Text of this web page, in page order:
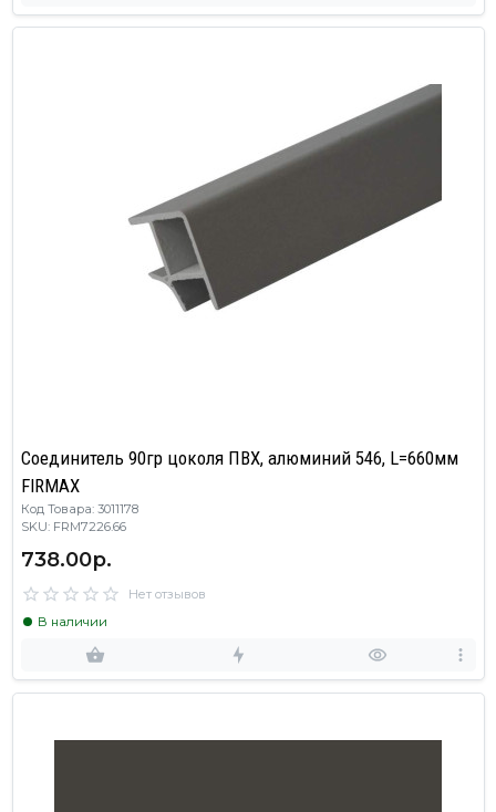
Соединитель 90гр цоколя ПВХ, алюминий 546, L=660мм
FIRMAX
Код Товара: 3011178
SKU: FRM7226.66
738.00р.
Нет отзывов
В наличии